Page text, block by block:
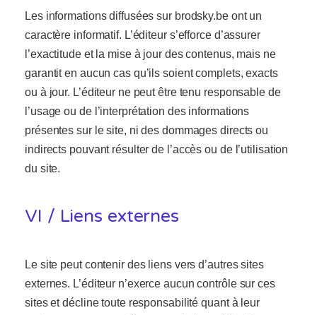
Les informations diffusées sur brodsky.be ont un
caractère informatif. L’éditeur s’efforce d’assurer
l’exactitude et la mise à jour des contenus, mais ne
garantit en aucun cas qu’ils soient complets, exacts
ou à jour. L’éditeur ne peut être tenu responsable de
l’usage ou de l’interprétation des informations
présentes sur le site, ni des dommages directs ou
indirects pouvant résulter de l’accès ou de l’utilisation
du site.
VI / Liens externes
Le site peut contenir des liens vers d’autres sites
externes. L’éditeur n’exerce aucun contrôle sur ces
sites et décline toute responsabilité quant à leur